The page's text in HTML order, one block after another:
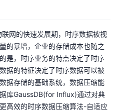
网的快速发展期，时序数据被视
的暴增，企业的存储成本也随之
是，时序业务的特点决定了时序
据的特征决定了时序数据可以被
据存储的基础系统，数据压缩能
库GaussDB(for Influx)通过对典
高效的时序数据压缩算法-自适应